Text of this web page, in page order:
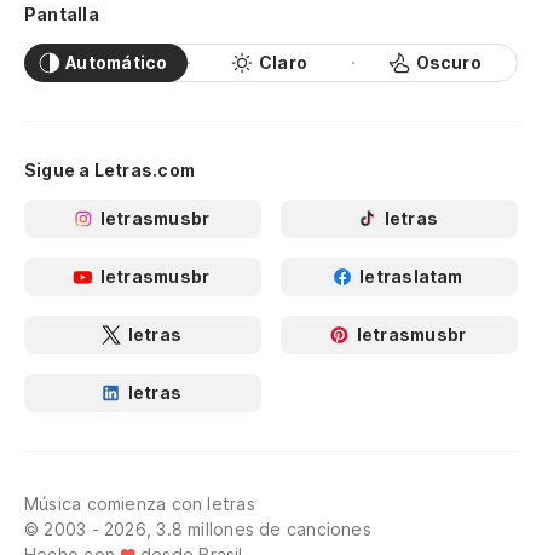
Pantalla
Automático Claro Oscuro
Sigue a Letras.com
letrasmusbr letras
letrasmusbr letraslatam
letras letrasmusbr
letras
Música comienza con letras
© 2003 - 2026, 3.8 millones de canciones